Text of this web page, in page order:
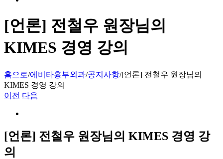
[언론] 전철우 원장님의
KIMES 경영 강의
홈으로/에비타흉부외과/공지사항/[언론] 전철우 원장님의
KIMES 경영 강의
이전 다음
Image
[언론] 전철우 원장님의 KIMES 경영 강
의